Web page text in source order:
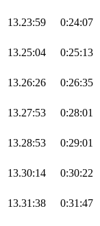
13.23:59 0:24:07
13.25:04 0:25:13
13.26:26 0:26:35
13.27:53 0:28:01
13.28:53 0:29:01
13.30:14 0:30:22
13.31:38 0:31:47